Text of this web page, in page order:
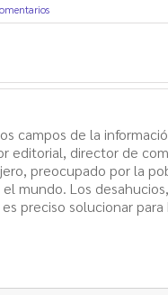
campos de la
editorial, director de
preocupado por la
mundo. Los
preciso solucionar